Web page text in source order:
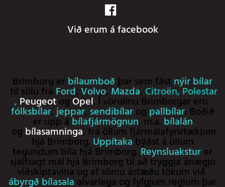
Við erum á facebook
Brimborg er bílaumboð þar sem fást nýir bílar
til sölu frá Ford, Volvo, Mazda, Citroën,Polestar
, Peugeotog Opel. Í vörulínu Brimborgar eru
fólksbílar,jeppar, sendibílarog pallbílar. Boðið
er upp ábílafjármögnun, m.a. bílalán
og bílasamninga, frá öllum fjármálafyrirtækjum
hjá Brimborg. Uppítakabýðst á öllum
tegundum bíla hjá Brimborg. Reynsluaksturer
sjálfsagt mál hjá Brimborg til að tryggja ánægju
viðskiptavina og af sömu ástæðu tökum við
ábyrgð bílasala alvarlega og fylgjum reglum þar